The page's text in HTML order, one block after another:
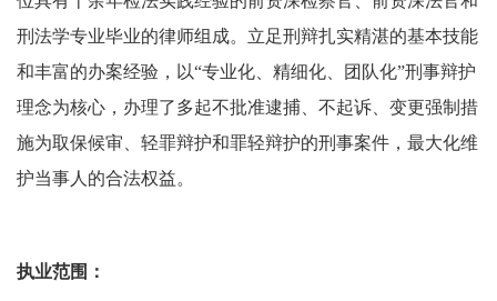
刑法学专业毕业的律师组成。立足刑辩扎实精湛的基本技能
和丰富的办案经验，以“专业化、精细化、团队化”刑事辩护
理念为核心，办理了多起不批准逮捕、不起诉、变更强制措
施为取保候审、轻罪辩护和罪轻辩护的刑事案件，最大化维
护当事人的合法权益。
执业范围：